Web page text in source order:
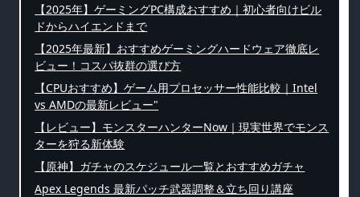
【2025年】ゲーミングPC構成おすすめ｜初心者向けビル
ドからハイエンドまで
【2025年最新】おすすめゲーミングハードウェア徹底レ
ビュー！コスパ抜群の選び方
【CPUおすすめ】ゲーム用プロセッサー性能比較｜Intel
vs AMDの最新レビュー"
【レビュー】モンスターハンターNow｜現実世界でモンス
ターを狩る新体験
【原神】ガチャのスケジュール一覧とおすすめガチャ
Apex Legends 最新パッチ武器調整＆立ち回り講座